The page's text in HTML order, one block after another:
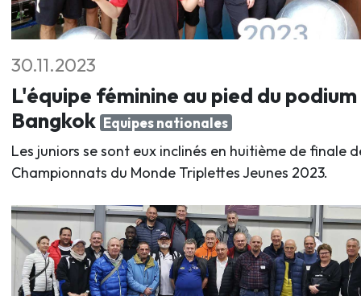
30.11.2023
L'équipe féminine au pied du podium
Bangkok Equipes nationales
Les juniors se sont eux inclinés en huitième de finale
Championnats du Monde Triplettes Jeunes 2023.